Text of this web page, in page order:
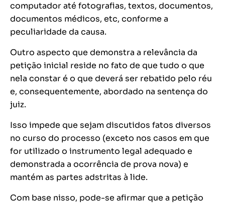
computador até fotografias, textos, documentos,
documentos médicos, etc, conforme a
peculiaridade da causa.
Outro aspecto que demonstra a relevância da
petição inicial reside no fato de que tudo o que
nela constar é o que deverá ser rebatido pelo réu
e, consequentemente, abordado na sentença do
juiz.
Isso impede que sejam discutidos fatos diversos
no curso do processo (exceto nos casos em que
for utilizado o instrumento legal adequado e
demonstrada a ocorrência de prova nova) e
mantém as partes adstritas à lide.
Com base nisso, pode-se afirmar que a petição